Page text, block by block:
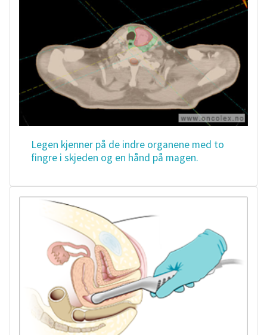
Legen kjenner på de indre organene med to
fingre i skjeden og en hånd på magen.